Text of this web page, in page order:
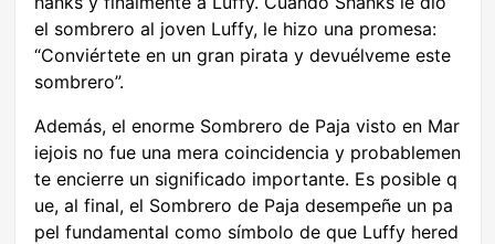
el sombrero al joven Luffy, le hizo una promesa:
“Conviértete en un gran pirata y devuélveme este
sombrero”.
Además, el enorme Sombrero de Paja visto en Mar
iejois no fue una mera coincidencia y probablemen
te encierre un significado importante. Es posible q
ue, al final, el Sombrero de Paja desempeñe un pa
pel fundamental como símbolo de que Luffy hered